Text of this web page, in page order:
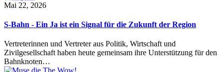
Mai 22, 2026
S-Bahn - Ein Ja ist ein Signal für die Zukunft der Region
Vertreterinnen und Vertreter aus Politik, Wirtschaft und
Zivilgesellschaft haben heute gemeinsam ihre Unterstützung für den
Bahnknoten…